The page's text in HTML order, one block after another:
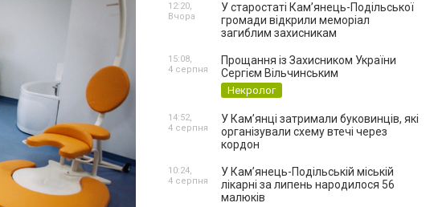
У старостаті Кам’янець-Подільської
громади відкрили меморіал
загиблим захисникам
12:20,
Вчора
Прощання із Захисником України
Сергієм Вільчинським
Некролог
15:08,
4 серпня
У Кам’янці затримали буковинців, які
організували схему втечі через
кордон
14:52,
4 серпня
У Кам’янець-Подільській міській
лікарні за липень народилося 56
малюків
10:24,
4 серпня